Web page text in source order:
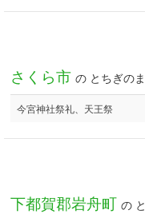
さくら市 の とちぎの
今宮神社祭礼、天王祭
下都賀郡岩舟町 の